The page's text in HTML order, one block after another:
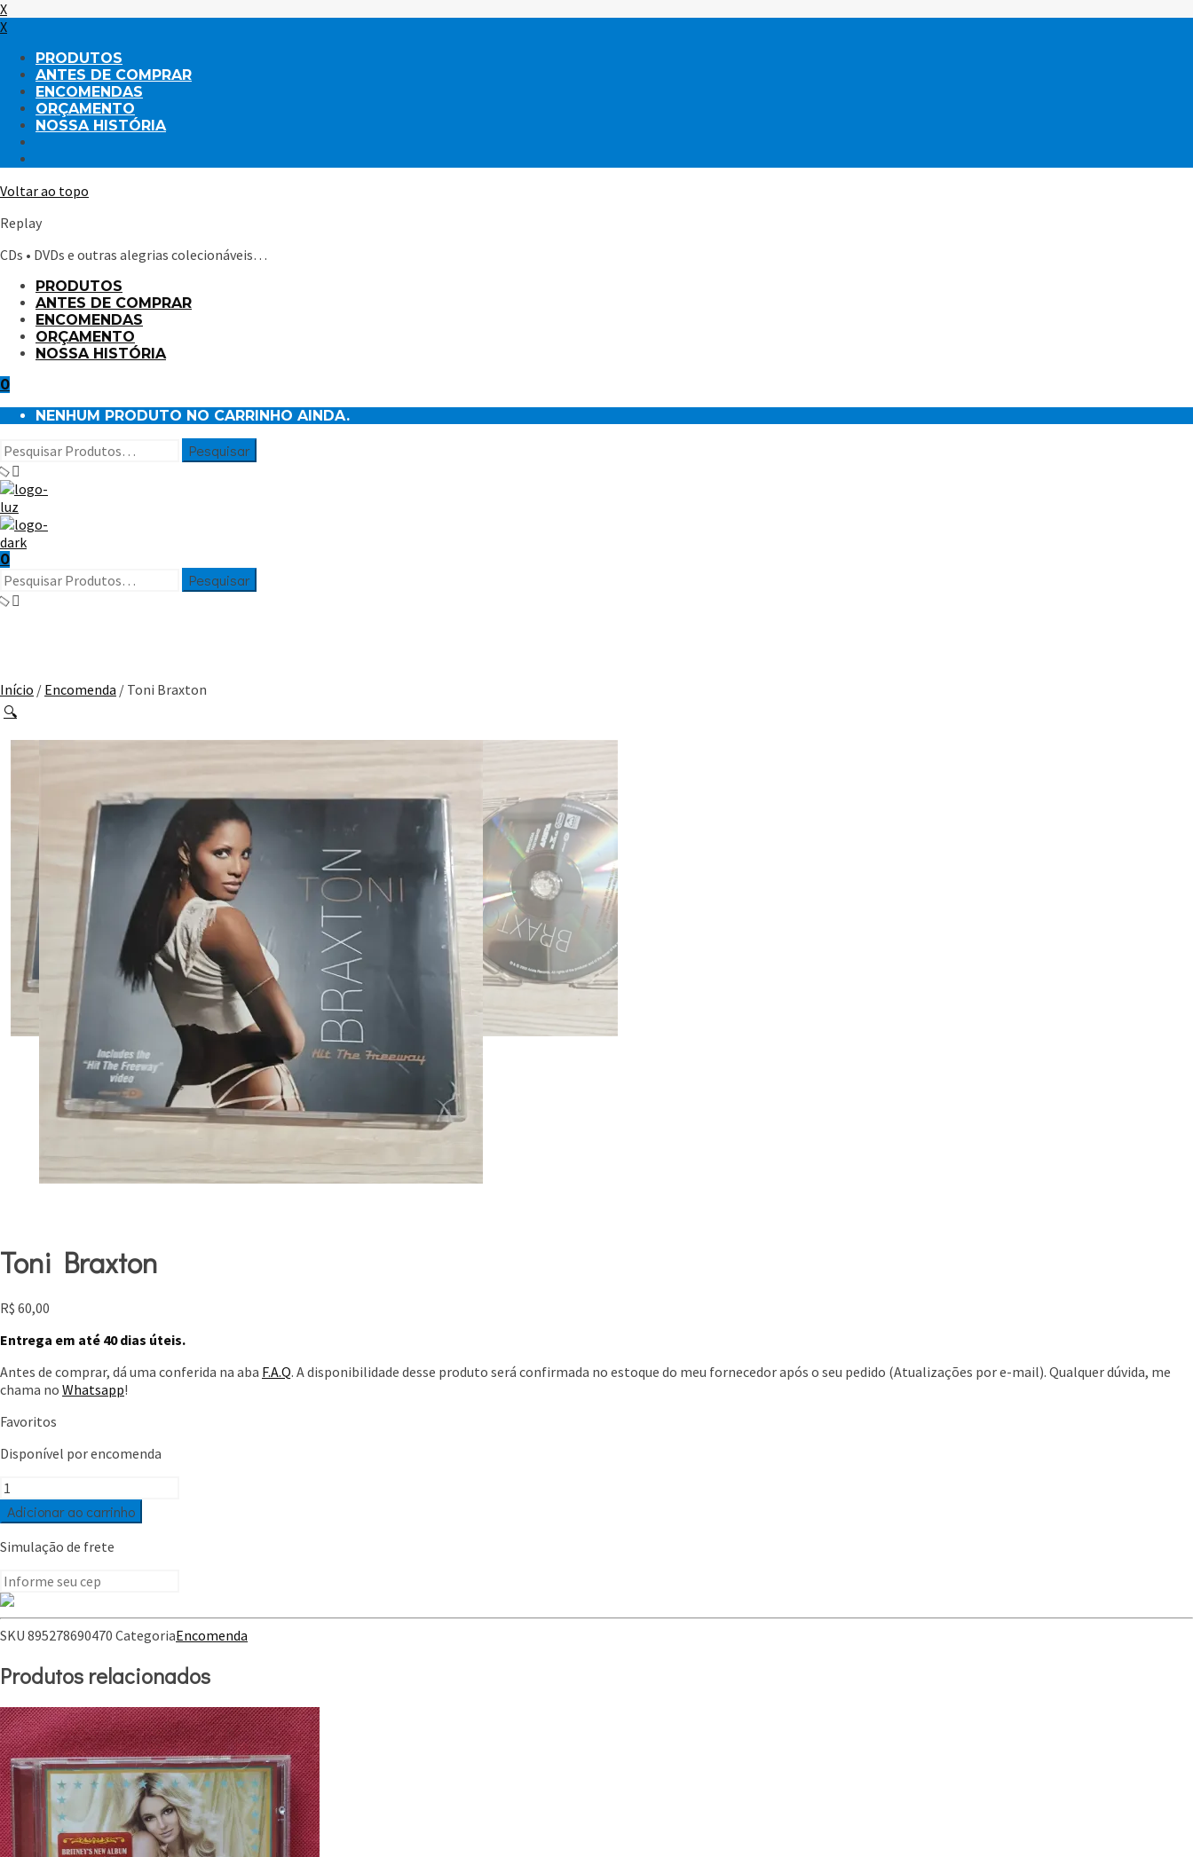
X
X
PRODUTOS
ANTES DE COMPRAR
ENCOMENDAS
ORÇAMENTO
NOSSA HISTÓRIA
Voltar ao topo
Replay
CDs • DVDs e outras alegrias colecionáveis…
PRODUTOS
ANTES DE COMPRAR
ENCOMENDAS
ORÇAMENTO
NOSSA HISTÓRIA
0
NENHUM PRODUTO NO CARRINHO AINDA.
0
Início / Encomenda / Toni Braxton
🔍
Toni Braxton
R$ 60,00
Entrega em até 40 dias úteis.
Antes de comprar, dá uma conferida na aba F.A.Q. A disponibilidade desse produto será confirmada no estoque do meu fornecedor após o seu pedido (Atualizações por e-mail). Qualquer dúvida, me
chama no Whatsapp!
Favoritos
Disponível por encomenda
Toni
Braxton
quantidade
Adicionar ao carrinho
Simulação de frete
SKU 895278690470 CategoriaEncomenda
Produtos relacionados